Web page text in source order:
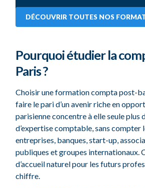
DÉCOUVRIR TOUTES NOS
Pourquoi étudier la
Paris ?
Choisir une formation compta post-
faire le pari d’un avenir riche en
parisienne concentre à elle seule plus
d’expertise comptable, sans compter
entreprises, banques, start-up,
publiques et groupes internationaux.
d’accueil naturel pour les futurs
chiffre.